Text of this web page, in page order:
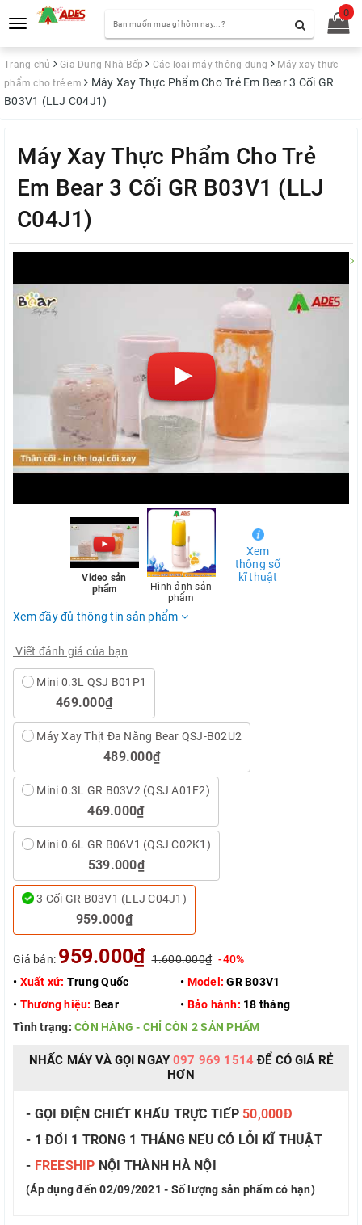
Toggle
navigation
0
Trang chủ Gia Dụng Nhà Bếp Các loại máy thông dụng
Máy xay thực
phẩm cho trẻ em
Máy Xay Thực Phẩm Cho Trẻ Em Bear 3 Cối GR
B03V1 (LLJ C04J1)
Máy Xay Thực Phẩm Cho Trẻ
Em Bear 3 Cối GR B03V1 (LLJ
C04J1)
Video sản
phẩm
Hình ảnh sản
phẩm
Xem
thông số
kĩ thuật
Xem đầy đủ thông tin sản phẩm
Viết đánh giá của bạn
Mini 0.3L QSJ B01P1
469.000₫
Máy Xay Thịt Đa Năng Bear QSJ-B02U2
489.000₫
Mini 0.3L GR B03V2 (QSJ A01F2)
469.000₫
Mini 0.6L GR B06V1 (QSJ C02K1)
539.000₫
3 Cối GR B03V1 (LLJ C04J1)
959.000₫
Giá bán: 959.000₫ 1.600.000₫ -40%
• Xuất xứ: Trung Quốc • Model: GR B03V1
• Thương hiệu: Bear • Bảo hành: 18 tháng
Tình trạng: CÒN HÀNG - CHỈ CÒN 2 SẢN PHẨM
NHẤC MÁY VÀ GỌI NGAY097 969 1514ĐỂ CÓ GIÁ RẺ
HƠN
- GỌI ĐIỆN CHIẾT KHẤU TRỰC TIẾP 50,000Đ
- 1 ĐỔI 1 TRONG 1 THÁNG NẾU CÓ LỖI KĨ THUẬT
- FREESHIP NỘI THÀNH HÀ NỘI
(Áp dụng đến 02/09/2021 - Số lượng sản phẩm có hạn)